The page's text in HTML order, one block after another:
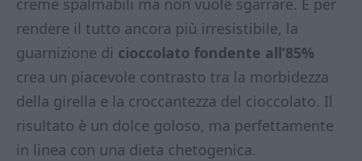
creme spalmabili ma non vuole sgarrare. E per
rendere il tutto ancora più irresistibile, la
guarnizione di cioccolato fondente all’85%
crea un piacevole contrasto tra la morbidezza
della girella e la croccantezza del cioccolato. Il
risultato è un dolce goloso, ma perfettamente
in linea con una dieta chetogenica.